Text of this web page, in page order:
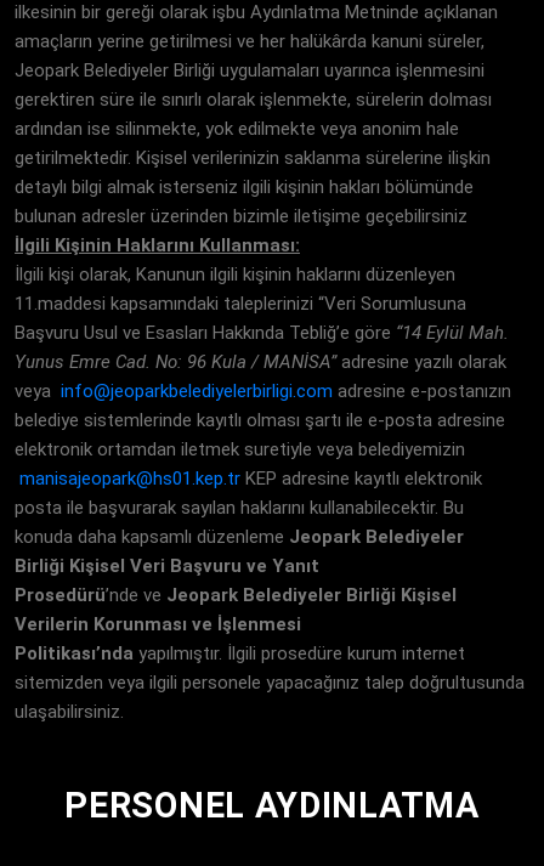
ilkesinin bir gereği olarak işbu Aydınlatma Metninde açıklanan
amaçların yerine getirilmesi ve her halükârda kanuni süreler,
Jeopark Belediyeler Birliği uygulamaları uyarınca işlenmesini
gerektiren süre ile sınırlı olarak işlenmekte, sürelerin dolması
ardından ise silinmekte, yok edilmekte veya anonim hale
getirilmektedir. Kişisel verilerinizin saklanma sürelerine ilişkin
detaylı bilgi almak isterseniz ilgili kişinin hakları bölümünde
bulunan adresler üzerinden bizimle iletişime geçebilirsiniz
İlgili Kişinin Haklarını Kullanması:
İlgili kişi olarak, Kanunun ilgili kişinin haklarını düzenleyen
11.maddesi kapsamındaki taleplerinizi “Veri Sorumlusuna
Başvuru Usul ve Esasları Hakkında Tebliğ’e göre “14 Eylül Mah.
Yunus Emre Cad. No: 96 Kula / MANİSA”adresine yazılı olarak
veya info@jeoparkbelediyelerbirligi.com adresine e-postanızın
belediye sistemlerinde kayıtlı olması şartı ile e-posta adresine
elektronik ortamdan iletmek suretiyle veya belediyemizin
manisajeopark@hs01.kep.tr KEP adresine kayıtlı elektronik
posta ile başvurarak sayılan haklarını kullanabilecektir. Bu
konuda daha kapsamlı düzenleme Jeopark Belediyeler
Birliği Kişisel Veri Başvuru ve Yanıt
Prosedürü’nde ve Jeopark Belediyeler Birliği Kişisel
Verilerin Korunması ve İşlenmesi
Politikası’nda yapılmıştır. İlgili prosedüre kurum internet
sitemizden veya ilgili personele yapacağınız talep doğrultusunda
ulaşabilirsiniz.
PERSONEL AYDINLATMA